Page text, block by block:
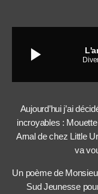
play_arrow
Aujourd’hui j’ai
incroyables :
Arnal de chez Little
va
Un poème de
Sud Jeunesse